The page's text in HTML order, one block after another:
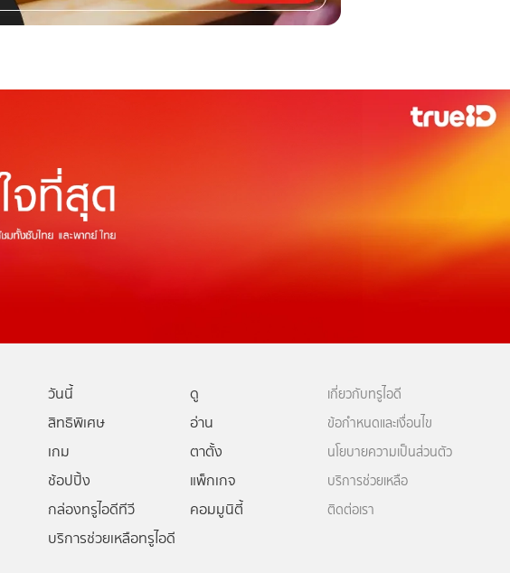
วันนี้
ดู
สิทธิพิเศษ
อ่าน
เกม
ตาตั้ง
ช้อปปิ้ง
แพ็กเกจ
กล่องทรูไอดีทีวี
คอมมูนิตี้
บริการช่วยเหลือทรูไอดี
เกี่ยวกับทรูไอดี
ข้อกำหนดและเงื่อนไข
นโยบายความเป็นส่วนตัว
บริการช่วยเหลือ
ติดต่อเรา